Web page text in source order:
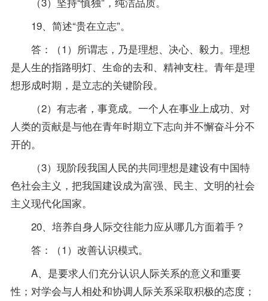
19、简述“贵在立志”。
答：（1）所谓志，乃是理想、决心、毅力。理想
是人生的指路明灯、生命的去和、精神支柱。青年是理
想形成时期，是立志的关键阶段。
（2）有志者，事竟成。一个人在事业上成功、对
人类的贡献是与他在青年时期立下志向并不懈奋斗分不
开的。
（3）现阶段我国人民的共同理想是建设有中国特
色社会主义，把我国建设成为富强、民主、文明的社会
主义现代化国家。
20、培养自身人际交往能力应从哪几方面着手？
答：（1）改善认识模式。
A、是要求人们充分认识人际关系的意义和重要
性；对学会与人相处和协调人际关系采取积极的态度；